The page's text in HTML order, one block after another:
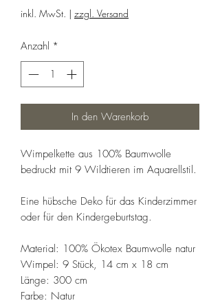
inkl. MwSt. | zzgl. Versand
Anzahl *
In den Warenkorb
Wimpelkette aus 100% Baumwolle
bedruckt mit 9 Wildtieren im Aquarellstil.
Eine hübsche Deko für das Kinderzimmer
oder für den Kindergeburtstag.
Material: 100% Ökotex Baumwolle natur
Wimpel: 9 Stück, 14 cm x 18 cm
Länge: 300 cm
Farbe: Natur